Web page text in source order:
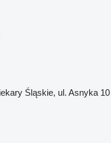
Śląskie, ul. Asnyka 10